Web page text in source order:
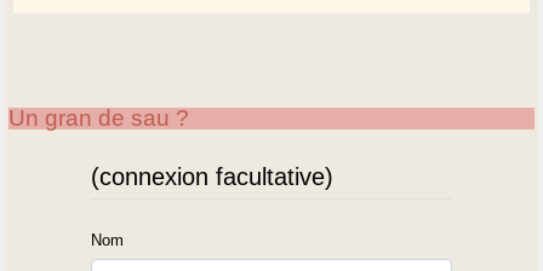
Un gran de sau ?
(connexion facultative)
Nom